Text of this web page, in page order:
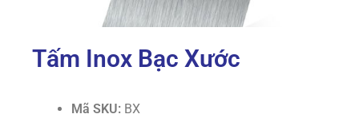
Tấm Inox Bạc Xước
Mã SKU: BX